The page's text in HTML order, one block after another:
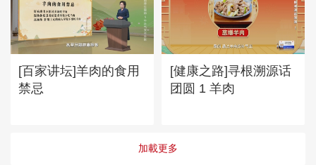
[百家讲坛]羊肉的食用
禁忌
[健康之路]寻根溯源话
团圆 1 羊肉
加載更多